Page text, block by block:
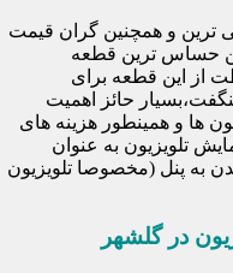
ترین و همچنین گران قیمت
حساس ترین قطعه
از این قطعه برای
حائز اهمیت
ها و همینطور هزینه های
تلویزیون به عنوان
به پنل (مخصوصا تلویزیون
در گلشهر